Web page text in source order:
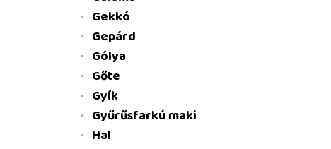
Gekkó
Gepárd
Gólya
Gőte
Gyík
Gyűrűsfarkú maki
Hal